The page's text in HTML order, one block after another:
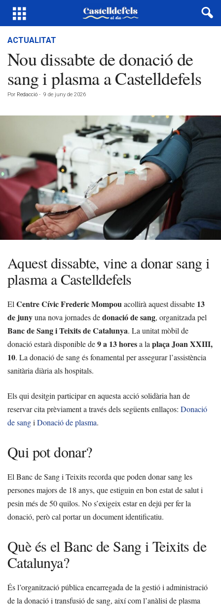
ACTUALITAT
Nou dissabte de donació de
sang i plasma a Castelldefels
Por Redacció - 9 de juny de 2026
Aquest dissabte, vine a donar sang i
plasma a Castelldefels
El Centre Cívic Frederic Mompouacollirà aquest dissabte 13
de junyuna nova jornades dedonació de sang, organitzada pel
Banc de Sang i Teixits de Catalunya. La unitat mòbil de
donació estarà disponible de9 a 13 horesa la plaça Joan XXIII,
10. La donació de sang és fonamental per assegurar l’assistència
sanitària diària als hospitals.
Els qui desitgin participar en aquesta acció solidària han de
reservar cita prèviament a través dels següents enllaços: Donació
de sangi Donació de plasma.
Qui pot donar?
El Banc de Sang i Teixits recorda que poden donar sang les
persones majors de 18 anys, que estiguin en bon estat de salut i
pesin més de 50 quilos. No s’exigeix estar en dejú per fer la
donació, però cal portar un document identificatiu.
Què és el Banc de Sang i Teixits de
Catalunya?
És l’organització pública encarregada de la gestió i administració
de la donació i transfusió de sang, així com l’anàlisi de plasma